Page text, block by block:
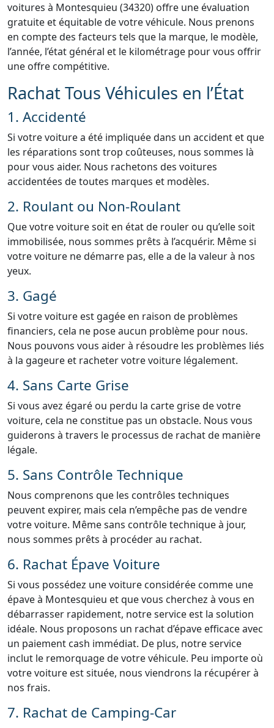
voitures à Montesquieu (34320) offre une évaluation
gratuite et équitable de votre véhicule. Nous prenons
en compte des facteurs tels que la marque, le modèle,
l’année, l’état général et le kilométrage pour vous offrir
une offre compétitive.
Rachat Tous Véhicules en l’État
1. Accidenté
Si votre voiture a été impliquée dans un accident et que
les réparations sont trop coûteuses, nous sommes là
pour vous aider. Nous rachetons des voitures
accidentées de toutes marques et modèles.
2. Roulant ou Non-Roulant
Que votre voiture soit en état de rouler ou qu’elle soit
immobilisée, nous sommes prêts à l’acquérir. Même si
votre voiture ne démarre pas, elle a de la valeur à nos
yeux.
3. Gagé
Si votre voiture est gagée en raison de problèmes
financiers, cela ne pose aucun problème pour nous.
Nous pouvons vous aider à résoudre les problèmes liés
à la gageure et racheter votre voiture légalement.
4. Sans Carte Grise
Si vous avez égaré ou perdu la carte grise de votre
voiture, cela ne constitue pas un obstacle. Nous vous
guiderons à travers le processus de rachat de manière
légale.
5. Sans Contrôle Technique
Nous comprenons que les contrôles techniques
peuvent expirer, mais cela n’empêche pas de vendre
votre voiture. Même sans contrôle technique à jour,
nous sommes prêts à procéder au rachat.
6. Rachat Épave Voiture
Si vous possédez une voiture considérée comme une
épave à Montesquieu et que vous cherchez à vous en
débarrasser rapidement, notre service est la solution
idéale. Nous proposons un rachat d’épave efficace avec
un paiement cash immédiat. De plus, notre service
inclut le remorquage de votre véhicule. Peu importe où
votre voiture est située, nous viendrons la récupérer à
nos frais.
7. Rachat de Camping-Car